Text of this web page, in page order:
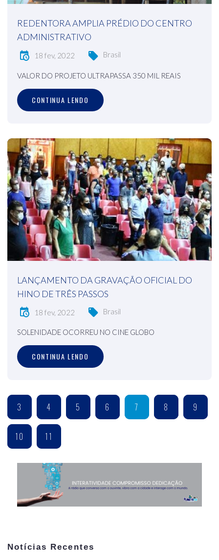
REDENTORA AMPLIA PRÉDIO DO CENTRO
ADMINISTRATIVO
18 fev, 2022 Brasil
VALOR DO PROJETO ULTRAPASSA 350 MIL REAIS
CONTINUA LENDO
LANÇAMENTO DA GRAVAÇÃO OFICIAL DO
HINO DE TRÊS PASSOS
18 fev, 2022 Brasil
SOLENIDADE OCORREU NO CINE GLOBO
CONTINUA LENDO
3 4 5 6 7 8 9
10 11
Notícias Recentes